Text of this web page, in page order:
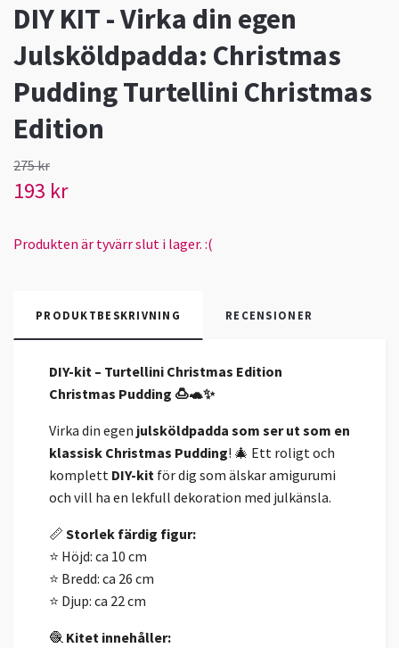
DIY KIT - Virka din egen
Julsköldpadda: Christmas
Pudding Turtellini Christmas
Edition
275 kr
193 kr
Produkten är tyvärr slut i lager. :(
PRODUKTBESKRIVNING RECENSIONER
DIY-kit – Turtellini Christmas Edition
Christmas Pudding 🍮🐢✨
Virka din egen julsköldpadda som ser ut som en
klassisk Christmas Pudding! 🎄 Ett roligt och
komplett DIY-kit för dig som älskar amigurumi
och vill ha en lekfull dekoration med julkänsla.
📏 Storlek färdig figur:
⭐ Höjd: ca 10 cm
⭐ Bredd: ca 26 cm
⭐ Djup: ca 22 cm
🧶 Kitet innehåller: